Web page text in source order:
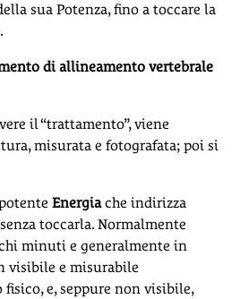
sua Potenza, fino a toccare la
di allineamento vertebrale
il “trattamento”, viene
misurata e fotografata; poi si
Energiache indirizza
toccarla. Normalmente
minuti e generalmente in
visibile e misurabile
e, seppure non visibile,